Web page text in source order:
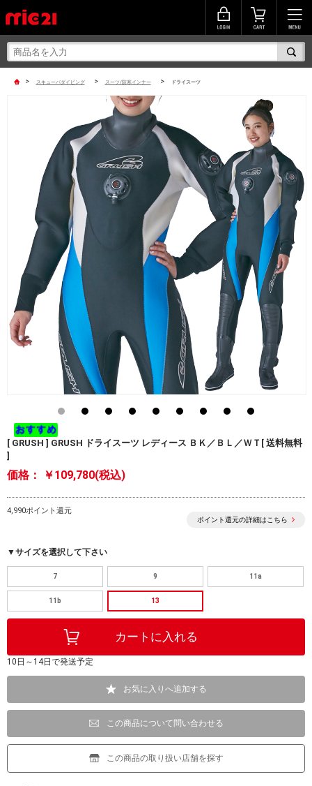
> スキューバダイビング > スーツ/防寒インナー > ドライスーツ
[ GRUSH ] GRUSH ドライスーツ レディース ＢＫ／ＢＬ／ＷＴ[ 送料無料
]
価格： ￥109,780(税込)
4,990ポイント還元
ポイント還元の詳細はこちら
▼サイズを選択して下さい
7 9 11a
11b 13
10日～14日で発送予定
お気に入りへ追加する
この商品について問い合わせる
この商品の取り扱い店舗を探す